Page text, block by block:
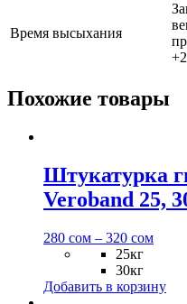
Время высыхания
Похожие товары
Штукатурка
Veroband 25,
280 сом – 320 сом
25кг
30кг
Добавить в корзину